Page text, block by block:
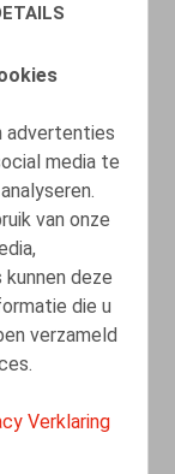
advertenties
media te
van onze
deze
die u
verzameld
Verklaring